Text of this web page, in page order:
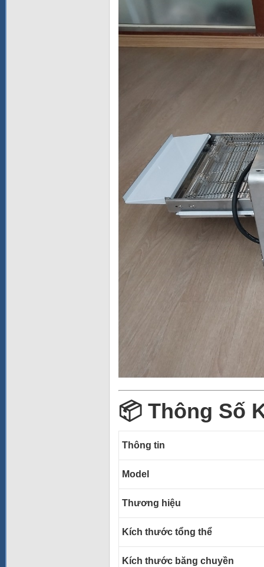
📦 Thông Số
Thông tin
Model
Thương hiệu
Kích thước tổng thể
Kích thước băng chuyền